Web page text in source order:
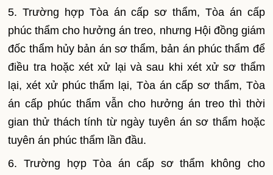
5. Trường hợp Tòa án cấp sơ thẩm, Tòa án cấp
phúc thẩm cho hưởng án treo, nhưng Hội đồng giám
đốc thẩm hủy bản án sơ thẩm, bản án phúc thẩm để
điều tra hoặc xét xử lại và sau khi xét xử sơ thẩm
lại, xét xử phúc thẩm lại, Tòa án cấp sơ thẩm, Tòa
án cấp phúc thẩm vẫn cho hưởng án treo thì thời
gian thử thách tính từ ngày tuyên án sơ thẩm hoặc
tuyên án phúc thẩm lần đầu.
6. Trường hợp Tòa án cấp sơ thẩm không cho